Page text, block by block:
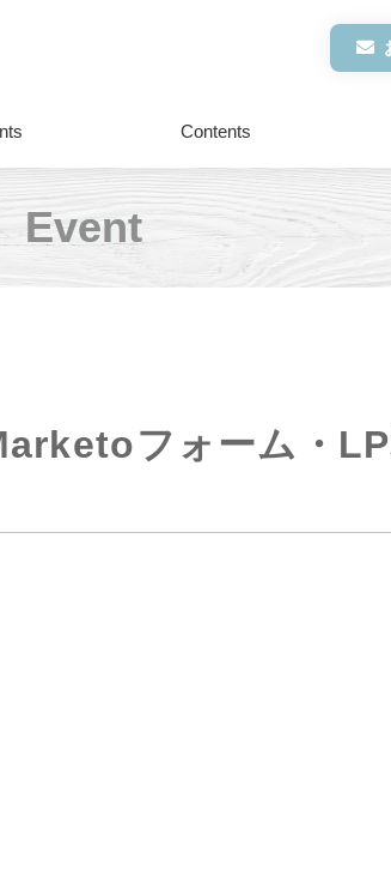
Contents
Event
フォーム・LP